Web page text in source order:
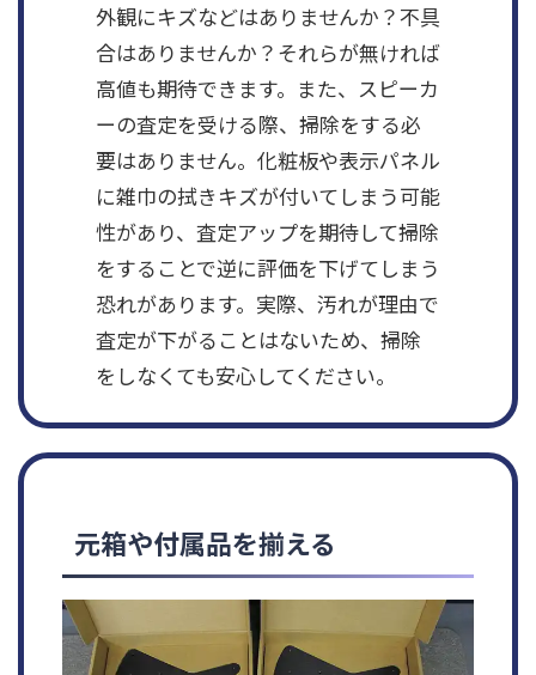
外観にキズなどはありませんか？不具
合はありませんか？それらが無ければ
高値も期待できます。また、スピーカ
ーの査定を受ける際、掃除をする必
要はありません。化粧板や表示パネル
に雑巾の拭きキズが付いてしまう可能
性があり、査定アップを期待して掃除
をすることで逆に評価を下げてしまう
恐れがあります。実際、汚れが理由で
査定が下がることはないため、掃除
をしなくても安心してください。
元箱や付属品を揃える